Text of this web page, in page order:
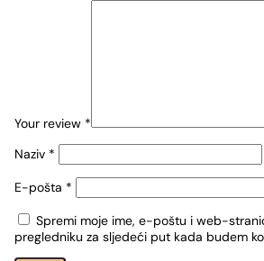
Your review *
Naziv *
E-pošta *
Spremi moje ime, e-poštu i web-
pregledniku za sljedeći put kada budem